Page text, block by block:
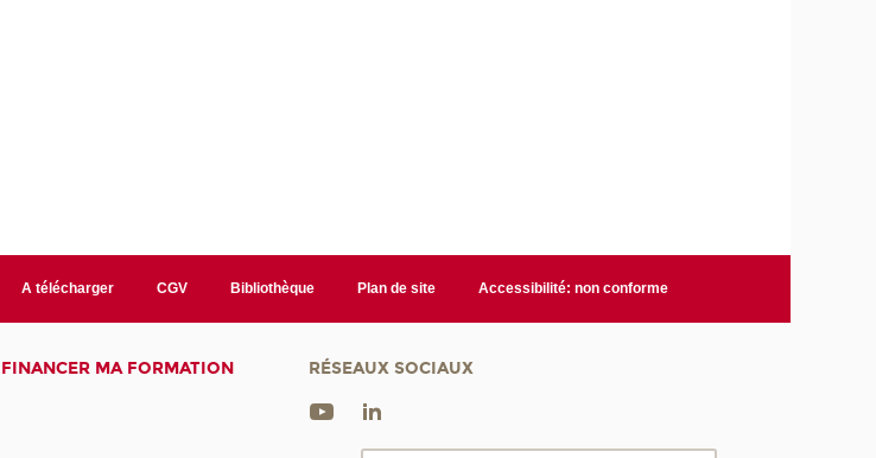
A télécharger CGV Bibliothèque Plan de site Accessibilité: non conforme
FINANCER MA FORMATION RÉSEAUX SOCIAUX